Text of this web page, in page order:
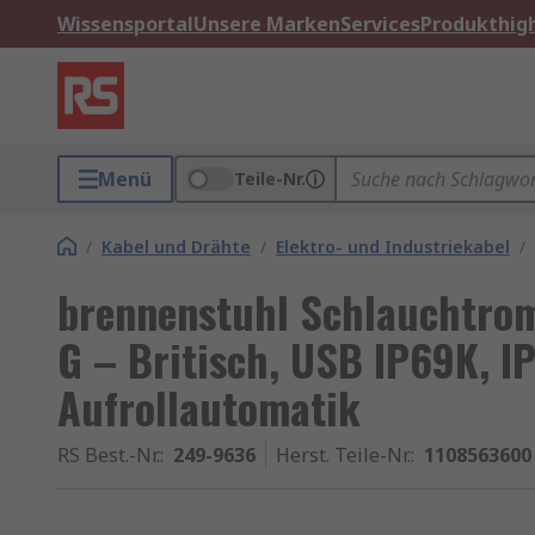
WissensportalUnsere MarkenServices
Menü Teile-Nr.
/ Kabel und Drähte / Elektro- und Industriekabel /
brennenstuhl
G – Britisch, USB IP69K,
Aufrollautomatik
RS Best.-Nr.: 249-9636 Herst. Teile-Nr.: 1108563600